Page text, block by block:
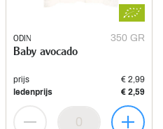
ODIN 350 GR
Baby avocado
prijs
€ 2,99
ledenprijs
€ 2,59